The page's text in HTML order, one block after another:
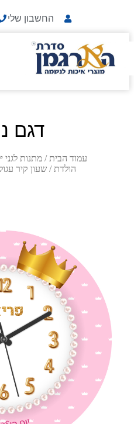
החשבון שלי
דגם
עמוד הבית /מתנות לגני
הולדת / שעון קיר עגול 37